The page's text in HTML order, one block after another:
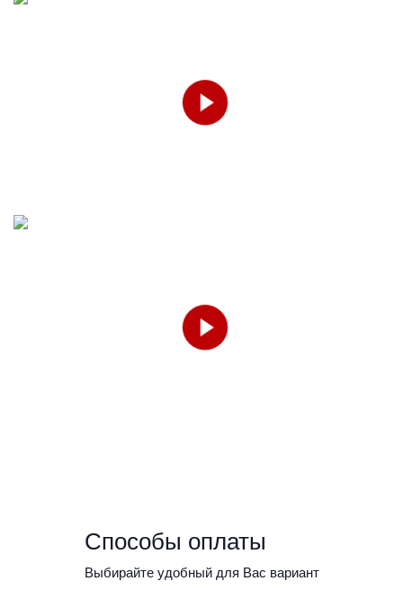
Способы оплаты
Выбирайте удобный для Вас вариант